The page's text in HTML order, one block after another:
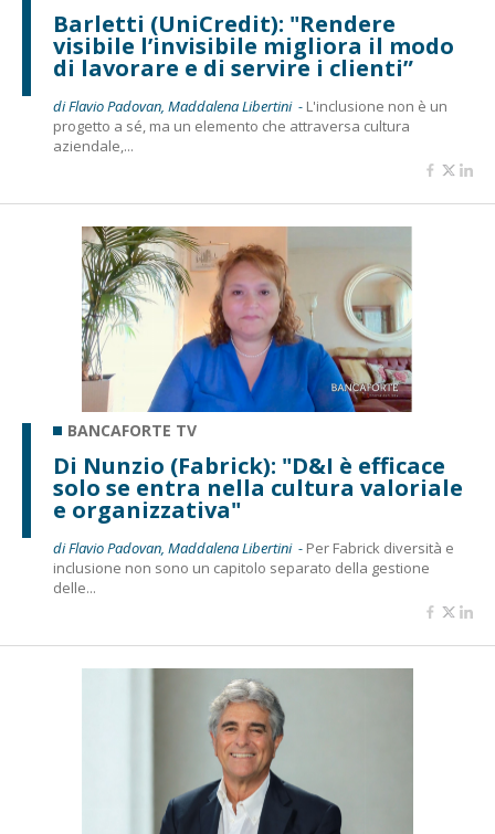
Barletti (UniCredit): "Rendere
visibile l’invisibile migliora il modo
di lavorare e di servire i clienti”
di Flavio Padovan, Maddalena Libertini - L'inclusione non è un
progetto a sé, ma un elemento che attraversa cultura
aziendale,...
BANCAFORTE TV
Di Nunzio (Fabrick): "D&I è efficace
solo se entra nella cultura valoriale
e organizzativa"
di Flavio Padovan, Maddalena Libertini - Per Fabrick diversità e
inclusione non sono un capitolo separato della gestione
delle...